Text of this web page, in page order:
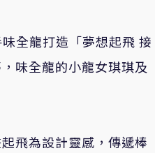
全龍打造「夢想起飛 接
味全龍的小龍女琪琪及
飛為設計靈感，傳遞棒